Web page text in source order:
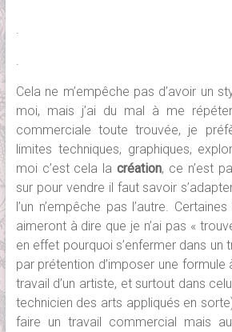
Cela ne m’empêche pas d’avoir un
moi, mais j’ai du mal à me
commerciale toute trouvée, je
limites techniques, graphiques,
moi c’est cela lacréation, ce n’est
sur pour vendre il faut savoir
l’un n’empêche pas l’autre.
aimeront à dire que je n’ai pas «
en effet pourquoi s’enfermer dans un
par prétention d’imposer une formule
travail d’un artiste, et surtout dans
technicien des arts appliqués en
faire un travail commercial mais